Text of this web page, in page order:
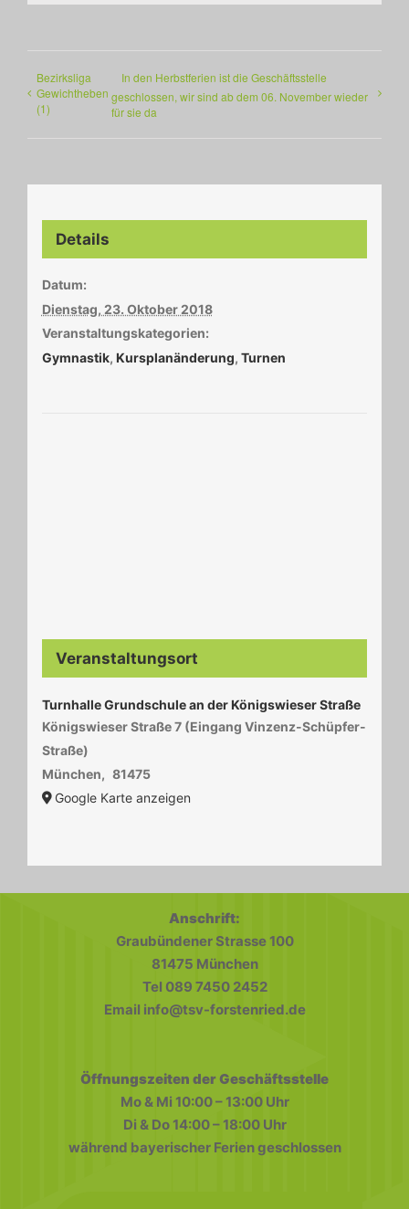
Bezirksliga
Gewichtheben
(1)
In den Herbstferien ist die Geschäftsstelle
geschlossen, wir sind ab dem 06. November wieder
für sie da
Details
Datum:
Dienstag, 23. Oktober 2018
Veranstaltungskategorien:
Gymnastik, Kursplanänderung, Turnen
Veranstaltungsort
Turnhalle Grundschule an der Königswieser Straße
Königswieser Straße 7 (Eingang Vinzenz-Schüpfer-
Straße)
München, 81475
Google Karte anzeigen
Anschrift:
Graubündener Strasse 100
81475 München
Tel 089 7450 2452
Email info@tsv-forstenried.de
Öffnungszeiten der Geschäftsstelle
Mo & Mi 10:00 – 13:00 Uhr
Di & Do 14:00 – 18:00 Uhr
während bayerischer Ferien geschlossen